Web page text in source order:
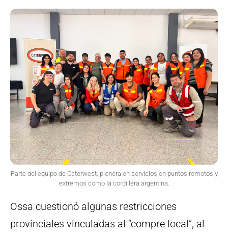
Parte del equipo de Caterwest, pionera en servicios en puntos remotos y
extremos como la cordillera argentina.
Ossa cuestionó algunas restricciones
provinciales vinculadas al “compre local”, al